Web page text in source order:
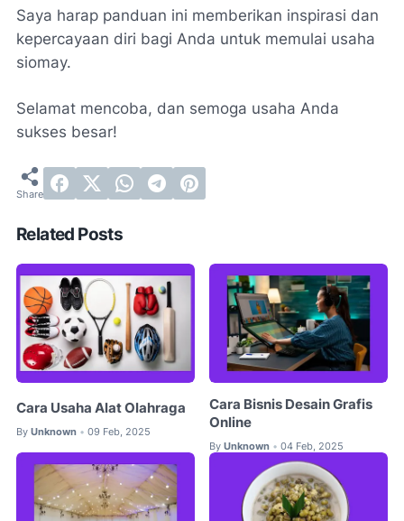
Saya harap panduan ini memberikan inspirasi dan
kepercayaan diri bagi Anda untuk memulai usaha
siomay.
Selamat mencoba, dan semoga usaha Anda
sukses besar!
Related Posts
Cara Usaha Alat Olahraga
By Unknown • 09 Feb, 2025
Cara Bisnis Desain Grafis
Online
By Unknown • 04 Feb, 2025